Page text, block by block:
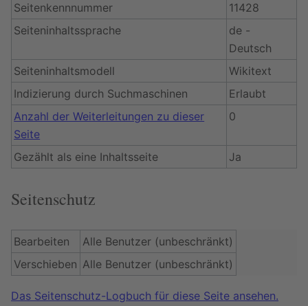
Seitenkennnummer
11428
Seiteninhaltssprache
de -
Deutsch
Seiteninhaltsmodell
Wikitext
Indizierung durch Suchmaschinen
Erlaubt
Anzahl der Weiterleitungen zu dieser
Seite
0
Gezählt als eine Inhaltsseite Ja
Seitenschutz
Bearbeiten
Alle Benutzer (unbeschränkt)
Verschieben Alle Benutzer (unbeschränkt)
Das Seitenschutz-Logbuch für diese Seite ansehen.